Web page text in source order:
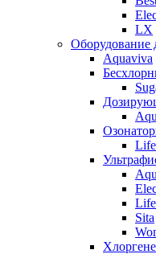
LX
Оборудование
Aquaviva
Sita